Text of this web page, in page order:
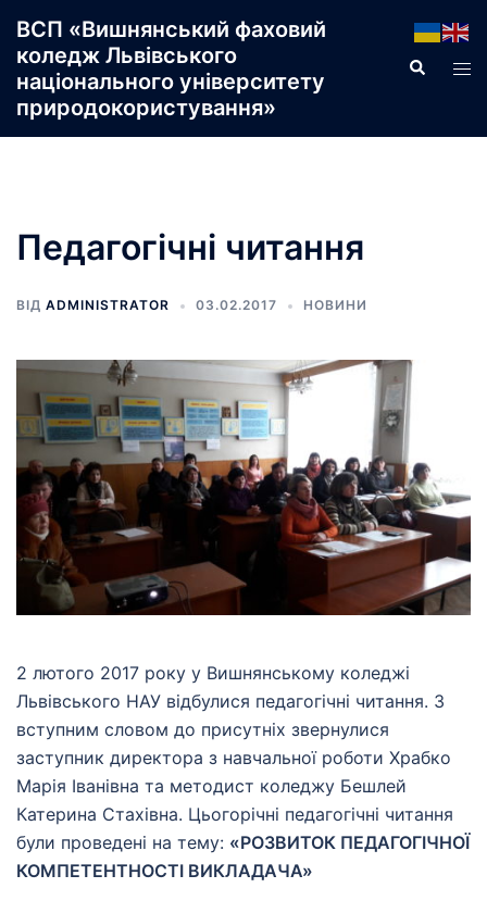
до
вмісту
ВСП «Вишнянський фаховий
коледж Львівського
національного університету
природокористування»
Пошук
Педагогічні читання
ВІД ADMINISTRATOR 03.02.2017 НОВИНИ
2 лютого 2017 року у Вишнянському коледжі
Львівського НАУ відбулися педагогічні читання. З
вступним словом до присутніх звернулися
заступник директора з навчальної роботи Храбко
Марія Іванівна та методист коледжу Бешлей
Катерина Стахівна. Цьогорічні педагогічні читання
були проведені на тему: «РОЗВИТОК ПЕДАГОГІЧНОЇ
КОМПЕТЕНТНОСТІ ВИКЛАДАЧА»